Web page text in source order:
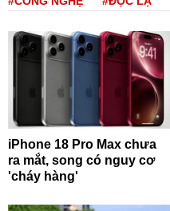
iPhone 18 Pro Max chưa
ra mắt, song có nguy cơ
'cháy hàng'